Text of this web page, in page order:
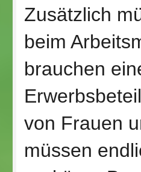
Zusätzlich
beim
brauchen
von Frauen
müssen